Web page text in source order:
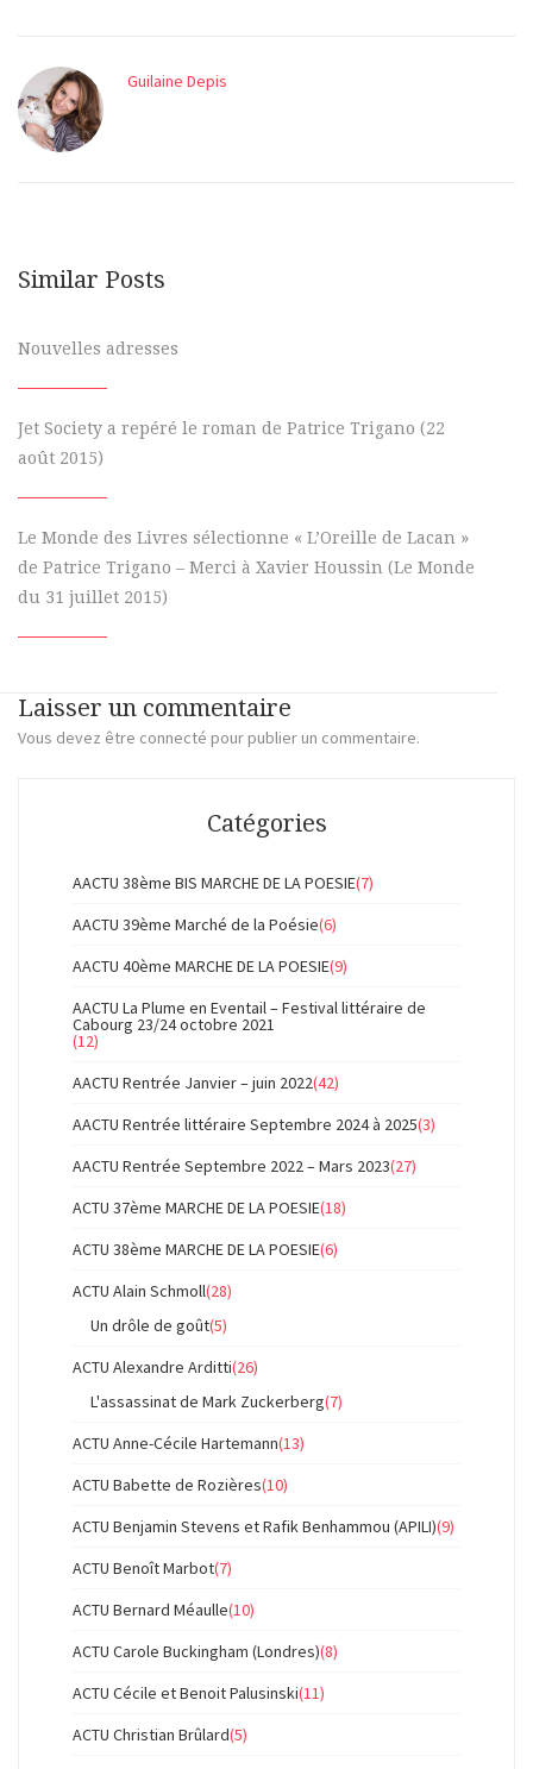
Guilaine Depis
Similar Posts
Nouvelles adresses
Jet Society a repéré le roman de Patrice Trigano (22
août 2015)
Le Monde des Livres sélectionne « L’Oreille de Lacan »
de Patrice Trigano – Merci à Xavier Houssin (Le Monde
du 31 juillet 2015)
Laisser un commentaire
Vous devez être connecté pour publier un commentaire.
Catégories
AACTU 38ème BIS MARCHE DE LA POESIE(7)
AACTU 39ème Marché de la Poésie(6)
AACTU 40ème MARCHE DE LA POESIE(9)
AACTU La Plume en Eventail – Festival littéraire de
Cabourg 23/24 octobre 2021
(12)
AACTU Rentrée Janvier – juin 2022(42)
AACTU Rentrée littéraire Septembre 2024 à 2025(3)
AACTU Rentrée Septembre 2022 – Mars 2023(27)
ACTU 37ème MARCHE DE LA POESIE(18)
ACTU 38ème MARCHE DE LA POESIE(6)
ACTU Alain Schmoll(28)
Un drôle de goût(5)
ACTU Alexandre Arditti(26)
L'assassinat de Mark Zuckerberg(7)
ACTU Anne-Cécile Hartemann(13)
ACTU Babette de Rozières(10)
ACTU Benjamin Stevens et Rafik Benhammou (APILI)(9)
ACTU Benoît Marbot(7)
ACTU Bernard Méaulle(10)
ACTU Carole Buckingham (Londres)(8)
ACTU Cécile et Benoit Palusinski(11)
ACTU Christian Brûlard(5)